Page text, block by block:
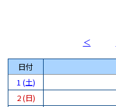
＜
日付
1 (土)
2 (日)